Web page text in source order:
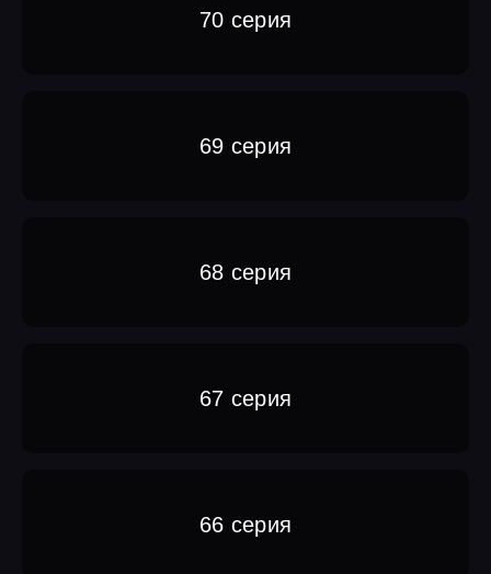
70 серия
69 серия
68 серия
67 серия
66 серия